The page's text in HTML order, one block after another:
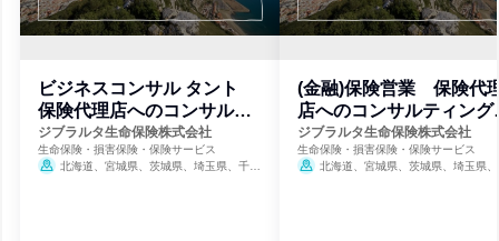
ビジネスコンサル タント
保険代理店へのコンサルテ
ィング営業
ジブラルタ生命保険株式会社
生命保険・損害保険・保険サービス
北海道、宮城県、茨城県、埼玉県、千葉
(金融)保険営業 保険代
店へのコンサルティング
業
ジブラルタ生命保険株式会社
生命保険・損害保険・保険サービス
北海道、宮城県、茨城県、埼玉県